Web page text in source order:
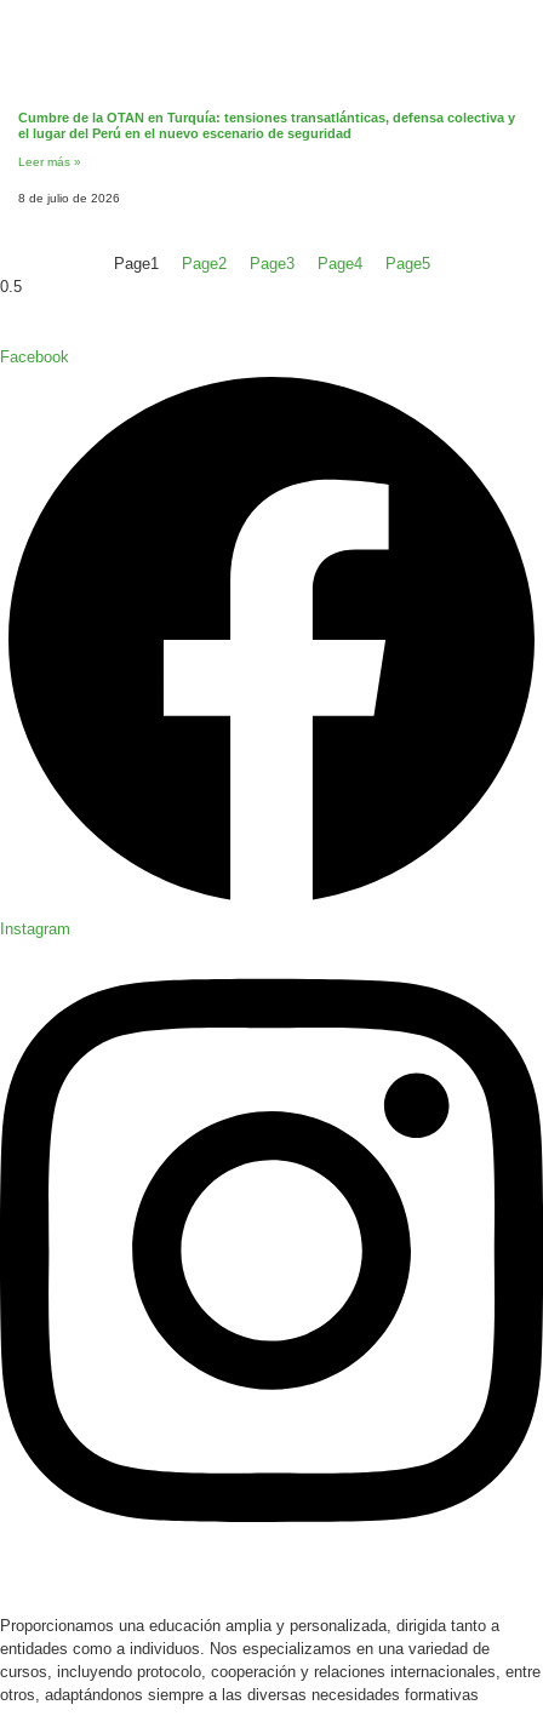
Cumbre de la OTAN en Turquía: tensiones transatlánticas, defensa colectiva y
el lugar del Perú en el nuevo escenario de seguridad
Leer más »
8 de julio de 2026
Page1 Page2 Page3 Page4 Page5
Facebook
Instagram
Proporcionamos una educación amplia y personalizada, dirigida tanto a
entidades como a individuos. Nos especializamos en una variedad de
cursos, incluyendo protocolo, cooperación y relaciones internacionales, entre
otros, adaptándonos siempre a las diversas necesidades formativas